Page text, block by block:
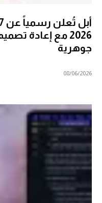
2026 مع إعادة
جوهرية
08/06/2026